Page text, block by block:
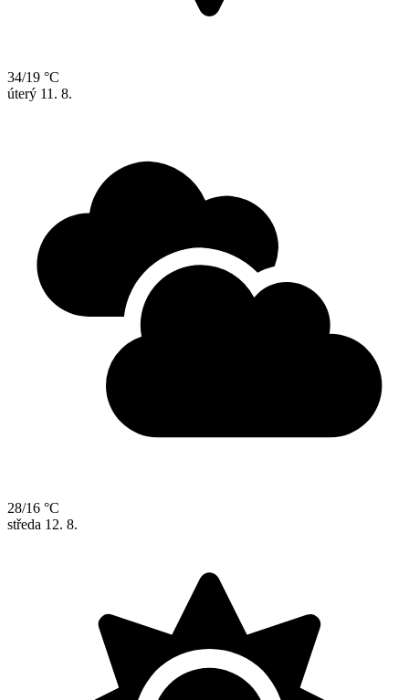
34/19 °C
úterý 11. 8.
28/16 °C
středa 12. 8.